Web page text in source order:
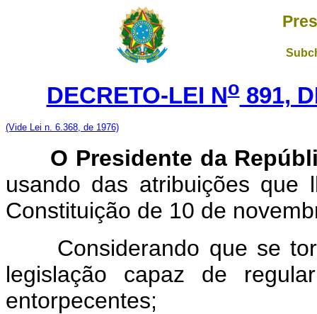
DECRETO-LEI No891,
(Vide Lei n. 6.368, de 1976)
O Presidente da
usando das atribuições
Constituição de 10 de
Considerando que se
legislação capaz de
entorpecentes;